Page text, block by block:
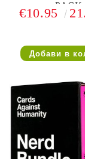
PACK
€10.95